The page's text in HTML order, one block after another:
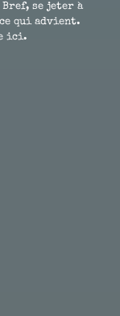
se jeter à
qui advient.
ici.